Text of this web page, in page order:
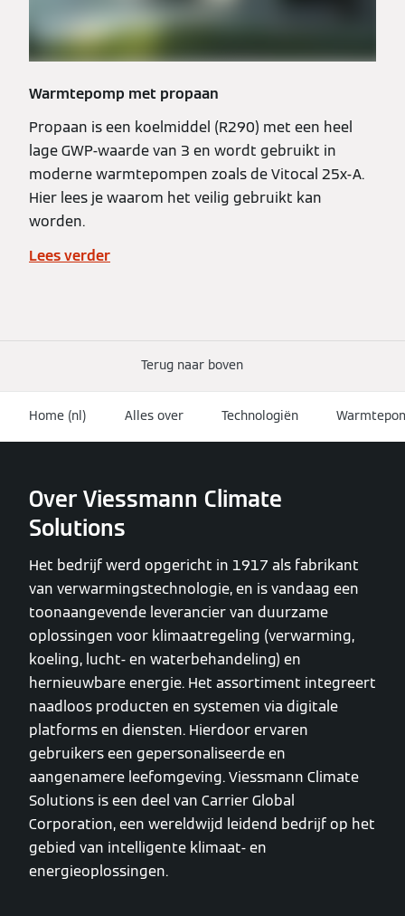
Warmtepomp met propaan
Propaan is een koelmiddel (R290) met een heel
lage GWP-waarde van 3 en wordt gebruikt in
moderne warmtepompen zoals de Vitocal 25x-A.
Hier lees je waarom het veilig gebruikt kan
worden.
Lees verder
Terug naar boven
Home (nl) Alles over Technologiën
Over Viessmann Climate
Solutions
Het bedrijf werd opgericht in 1917 als fabrikant
van verwarmingstechnologie, en is vandaag een
toonaangevende leverancier van duurzame
oplossingen voor klimaatregeling (verwarming,
koeling, lucht- en waterbehandeling) en
hernieuwbare energie. Het assortiment integreert
naadloos producten en systemen via digitale
platforms en diensten. Hierdoor ervaren
gebruikers een gepersonaliseerde en
aangenamere leefomgeving. Viessmann Climate
Solutions is een deel van Carrier Global
Corporation, een wereldwijd leidend bedrijf op het
gebied van intelligente klimaat- en
energieoplossingen.